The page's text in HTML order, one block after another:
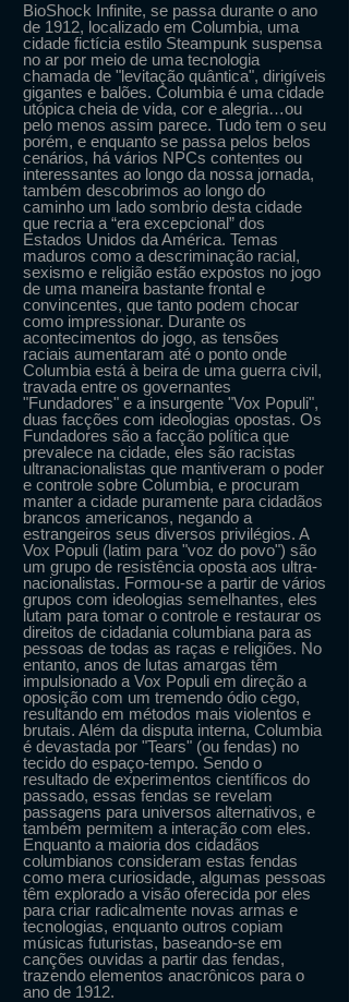
BioShock Infinite, se passa durante o ano
de 1912, localizado em Columbia, uma
cidade fictícia estilo Steampunk suspensa
no ar por meio de uma tecnologia
chamada de "levitação quântica", dirigíveis
gigantes e balões. Columbia é uma cidade
utópica cheia de vida, cor e alegria…ou
pelo menos assim parece. Tudo tem o seu
porém, e enquanto se passa pelos belos
cenários, há vários NPCs contentes ou
interessantes ao longo da nossa jornada,
também descobrimos ao longo do
caminho um lado sombrio desta cidade
que recria a “era excepcional” dos
Estados Unidos da América. Temas
maduros como a descriminação racial,
sexismo e religião estão expostos no jogo
de uma maneira bastante frontal e
convincentes, que tanto podem chocar
como impressionar. Durante os
acontecimentos do jogo, as tensões
raciais aumentaram até o ponto onde
Columbia está à beira de uma guerra civil,
travada entre os governantes
"Fundadores" e a insurgente "Vox Populi",
duas facções com ideologias opostas. Os
Fundadores são a facção política que
prevalece na cidade, eles são racistas
ultranacionalistas que mantiveram o poder
e controle sobre Columbia, e procuram
manter a cidade puramente para cidadãos
brancos americanos, negando a
estrangeiros seus diversos privilégios. A
Vox Populi (latim para "voz do povo") são
um grupo de resistência oposta aos ultra-
nacionalistas. Formou-se a partir de vários
grupos com ideologias semelhantes, eles
lutam para tomar o controle e restaurar os
direitos de cidadania columbiana para as
pessoas de todas as raças e religiões. No
entanto, anos de lutas amargas têm
impulsionado a Vox Populi em direção a
oposição com um tremendo ódio cego,
resultando em métodos mais violentos e
brutais. Além da disputa interna, Columbia
é devastada por "Tears" (ou fendas) no
tecido do espaço-tempo. Sendo o
resultado de experimentos científicos do
passado, essas fendas se revelam
passagens para universos alternativos, e
também permitem a interação com eles.
Enquanto a maioria dos cidadãos
columbianos consideram estas fendas
como mera curiosidade, algumas pessoas
têm explorado a visão oferecida por eles
para criar radicalmente novas armas e
tecnologias, enquanto outros copiam
músicas futuristas, baseando-se em
canções ouvidas a partir das fendas,
trazendo elementos anacrônicos para o
ano de 1912.